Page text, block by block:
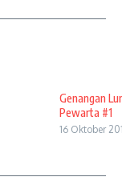
Genangan
Pewarta #1
16 Oktober